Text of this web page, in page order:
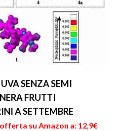
SENZA SEMI
FRUTTI
A SETTEMBRE
su Amazon a: 12,9€